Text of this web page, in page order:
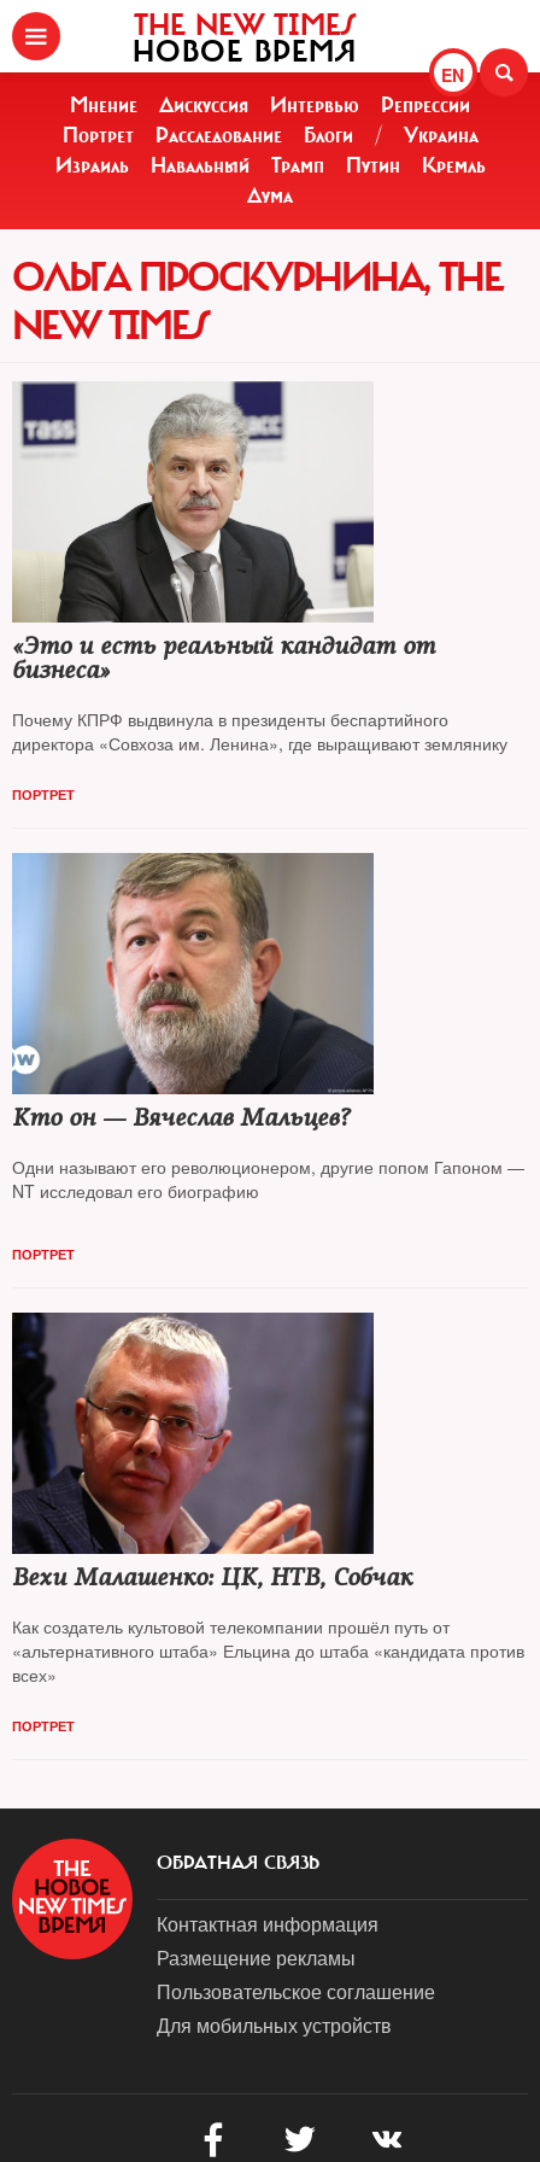
EN
THE NEW TIMES
НОВОЕ ВРЕМЯ
Мнение Дискуссия Интервью
Репрессии
Портрет
Расследование Блоги /
Украина
Израиль
Навальный Трамп Путин
Кремль
Дума
ОЛЬГА ПРОСКУРНИНА, THE
NEW TIMES
«Это и есть реальный кандидат от
бизнеса»
Почему КПРФ выдвинула в президенты беспартийного
директора «Совхоза им. Ленина», где выращивают землянику
ПОРТРЕТ
Кто он — Вячеслав Мальцев?
Одни называют его революционером, другие попом Гапоном —
NT исследовал его биографию
ПОРТРЕТ
Вехи Малашенко: ЦК, НТВ, Собчак
Как создатель культовой телекомпании прошёл путь от
«альтернативного штаба» Ельцина до штаба «кандидата против
всех»
ПОРТРЕТ
ОБРАТНАЯ СВЯЗЬ
Контактная информация
Размещение рекламы
Пользовательское соглашение
Для мобильных устройств